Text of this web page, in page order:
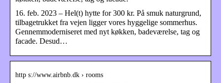
16. feb. 2023 – Hel(t) hytte for 300 kr. På smuk naturgrund,
tilbagetrukket fra vejen ligger vores hyggelige sommerhus.
Gennemmoderniseret med nyt køkken, badeværelse, tag og
facade. Desud…
http s://www.airbnb.dk › rooms